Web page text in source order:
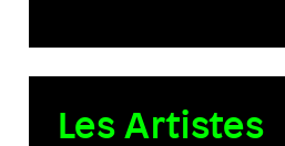
Les Artistes